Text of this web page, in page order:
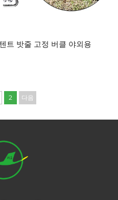
트 밧줄 고정 버클 야외용
2 다음